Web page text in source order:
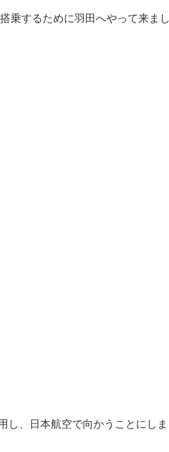
乗するために羽田へやって来まし
し、日本航空で向かうことにしま